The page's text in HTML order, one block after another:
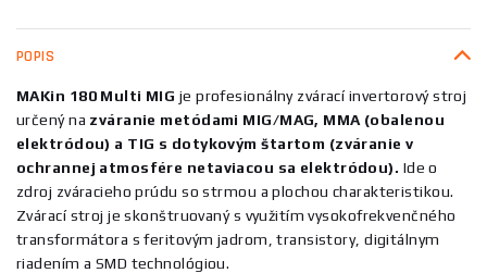
POPIS
MAKin 180 Multi MIG je profesionálny zvárací invertorový stroj
určený na zváranie metódami MIG/MAG, MMA (obalenou
elektródou) a TIG s dotykovým štartom (zváranie v
ochrannej atmosfére netaviacou sa elektródou). Ide o
zdroj zváracieho prúdu so strmou a plochou charakteristikou.
Zvárací stroj je skonštruovaný s využitím vysokofrekvenčného
transformátora s feritovým jadrom, transistory, digitálnym
riadením a SMD technológiou.